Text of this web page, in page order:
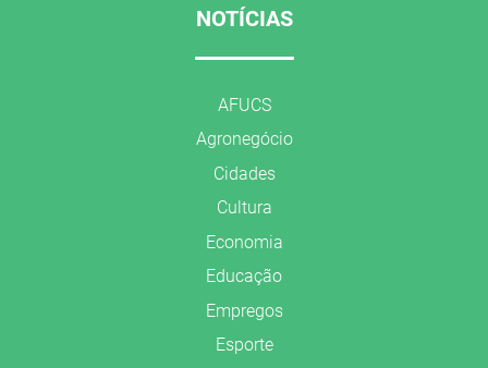
NOTÍCIAS
AFUCS
Agronegócio
Cidades
Cultura
Economia
Educação
Empregos
Esporte